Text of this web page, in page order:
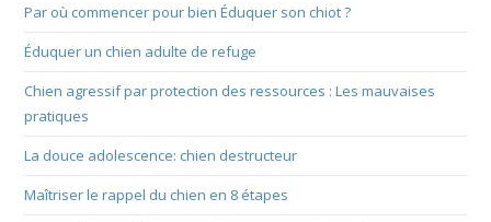
Par où commencer pour bien Éduquer son chiot ?
Éduquer un chien adulte de refuge
Chien agressif par protection des ressources : Les mauvaises
pratiques
La douce adolescence: chien destructeur
Maîtriser le rappel du chien en 8 étapes